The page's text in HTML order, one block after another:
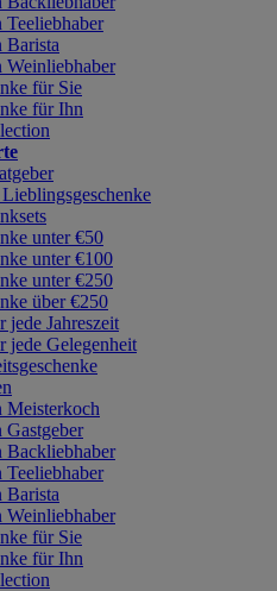
Teeliebhaber
Barista
Weinliebhaber
für Sie
für Ihn
unter €50
unter €100
unter €250
über €250
jede Jahreszeit
jede Gelegenheit
Meisterkoch
Gastgeber
Backliebhaber
Teeliebhaber
Barista
Weinliebhaber
für Sie
für Ihn